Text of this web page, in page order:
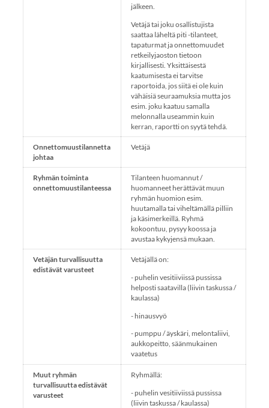
jälkeen.
Vetäjä tai joku osallistujista
saattaa läheltä piti -tilanteet,
tapaturmat ja onnettomuudet
retkeilyjaoston tietoon
kirjallisesti. Yksittäisestä
kaatumisesta ei tarvitse
raportoida, jos siitä ei ole kuin
vähäisiä seuraamuksia mutta jos
esim. joku kaatuu samalla
melonnalla useammin kuin
kerran, raportti on syytä tehdä.
Onnettomuustilannetta
johtaa
Vetäjä
Ryhmän toiminta
onnettomuustilanteessa
Tilanteen huomannut /
huomanneet herättävät muun
ryhmän huomion esim.
huutamalla tai viheltämällä pilliin
ja käsimerkeillä. Ryhmä
kokoontuu, pysyy koossa ja
avustaa kykyjensä mukaan.
Vetäjän turvallisuutta
edistävät varusteet
Vetäjällä on:
- puhelin vesitiiviissä pussissa
helposti saatavilla (liivin taskussa /
kaulassa)
- hinausvyö
- pumppu / äyskäri, melontaliivi,
aukkopeitto, säänmukainen
vaatetus
Muut ryhmän
turvallisuutta edistävät
varusteet
Ryhmällä:
- puhelin vesitiiviissä pussissa
(liivin taskussa / kaulassa)